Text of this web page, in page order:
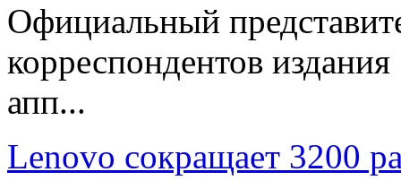
Официальный
корреспондентов
апп...
Lenovo сокращает 3200